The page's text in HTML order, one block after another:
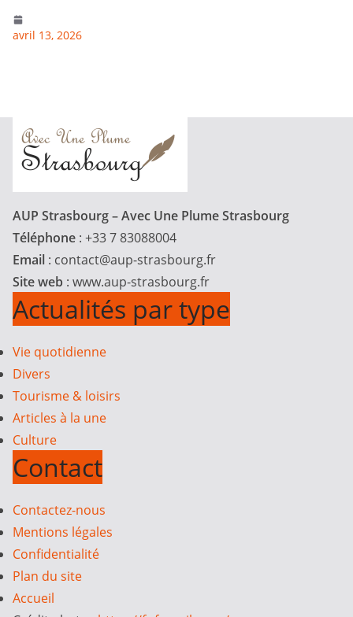
avril 13, 2026
AUP Strasbourg – Avec Une Plume Strasbourg
Téléphone : +33 7 83088004
Email : contact@aup-strasbourg.fr
Site web : www.aup-strasbourg.fr
Actualités par type
Vie quotidienne
Divers
Tourisme & loisirs
Articles à la une
Culture
Contact
Contactez-nous
Mentions légales
Confidentialité
Plan du site
Accueil